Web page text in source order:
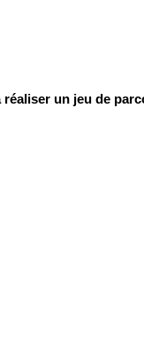
un jeu de